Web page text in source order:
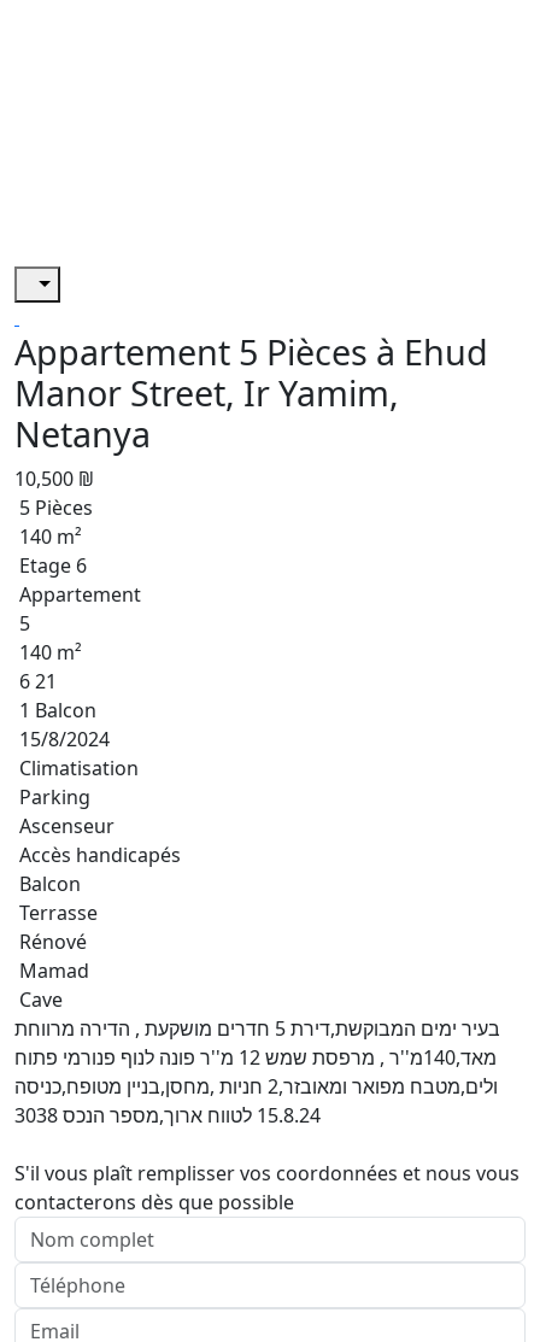
Appartement 5 Pièces à Ehud
Manor Street, Ir Yamim,
Netanya
10,500 ₪
5 Pièces
140 m²
Etage 6
Appartement
5
140 m²
6 21
1 Balcon
15/8/2024
Climatisation
Parking
Ascenseur
Accès handicapés
Balcon
Terrasse
Rénové
Mamad
Cave
בעיר ימים המבוקשת,דירת 5 חדרים מושקעת , הדירה מרווחת
מאד,140מ''ר , מרפסת שמש 12 מ''ר פונה לנוף פנורמי פתוח
ולים,מטבח מפואר ומאובזר,2 חניות ,מחסן,בניין מטופח,כניסה
15.8.24 לטווח ארוך,מספר הנכס 3038
S'il vous plaît remplisser vos coordonnées et nous vous
contacterons dès que possible